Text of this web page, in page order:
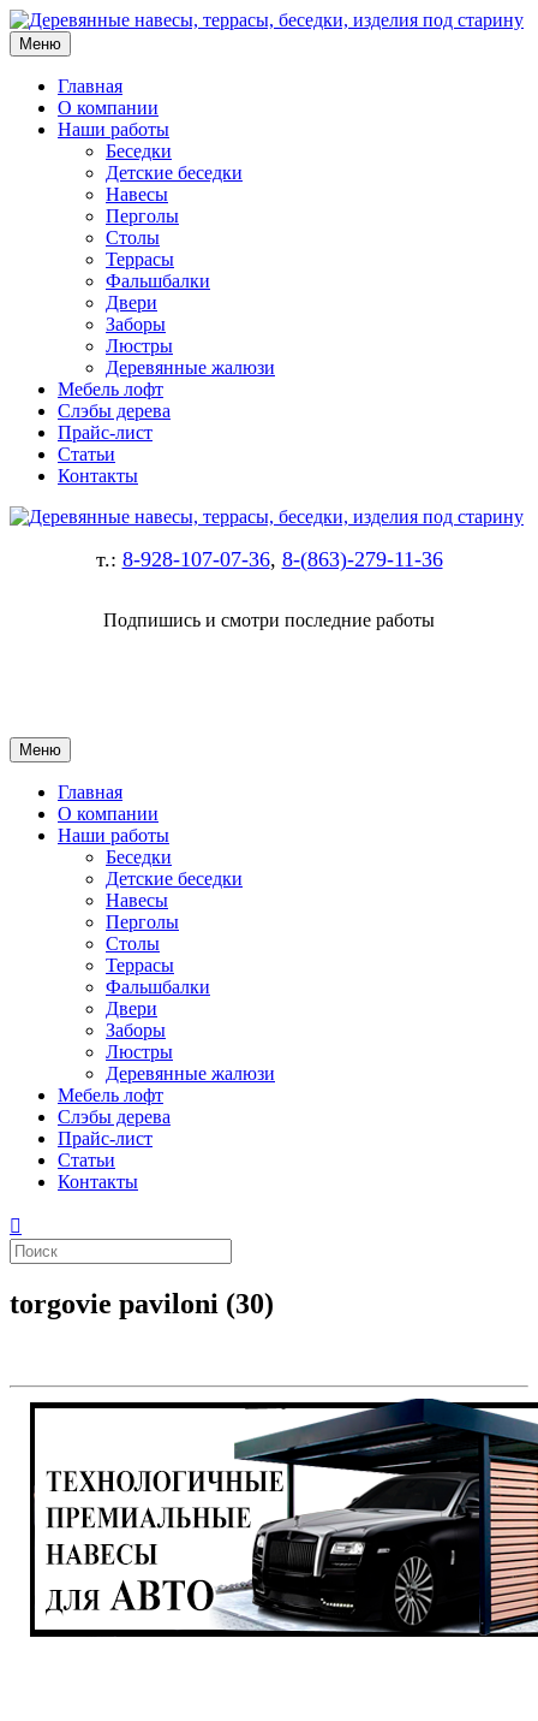
Меню
Главная
О компании
Наши работы
Беседки
Детские беседки
Навесы
Перголы
Столы
Террасы
Фальшбалки
Двери
Заборы
Люстры
Деревянные жалюзи
Мебель лофт
Слэбы дерева
Прайс-лист
Статьи
Контакты
т.: 8-928-107-07-36, 8-(863)-279-11-36
Подпишись и смотри последние работы
Меню
Главная
О компании
Наши работы
Беседки
Детские беседки
Навесы
Перголы
Столы
Террасы
Фальшбалки
Двери
Заборы
Люстры
Деревянные жалюзи
Мебель лофт
Слэбы дерева
Прайс-лист
Статьи
Контакты
torgovie paviloni (30)